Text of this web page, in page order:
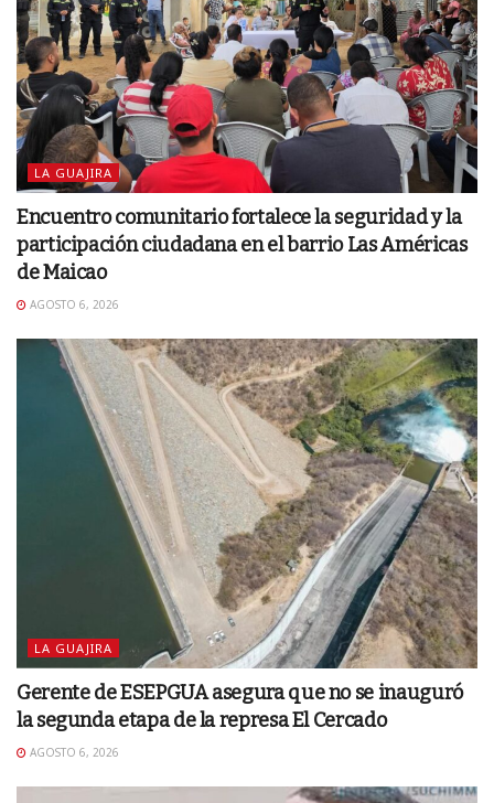
LA GUAJIRA
Encuentro comunitario fortalece la seguridad y la
participación ciudadana en el barrio Las Américas
de Maicao
AGOSTO 6, 2026
LA GUAJIRA
Gerente de ESEPGUA asegura que no se inauguró
la segunda etapa de la represa El Cercado
AGOSTO 6, 2026